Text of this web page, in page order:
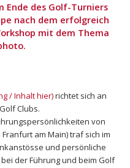
Ende des Golf-Turniers
nach dem erfolgreich
mit dem Thema
/ Inhalt hier)richtet sich an
Clubs.
von
am Main) traf sich im
und persönliche
der Führung und beim Golf